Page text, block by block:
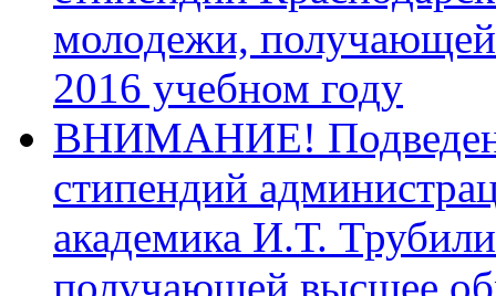
молодежи,
2016 учебном году
ВНИМАНИЕ! Подведены
стипендий
академика И.Т.
получающей высшее